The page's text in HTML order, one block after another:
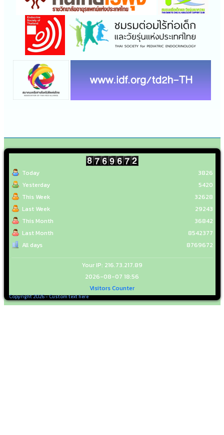
Copyright 2026 - Custom text here
Today
Yesterday
This Week
Last Week
This Month
Last Month
All days
3826
5420
32628
29243
36842
8542377
8769672
Your IP: 216.73.217.89
2026-08-07 18:56
Visitors Counter